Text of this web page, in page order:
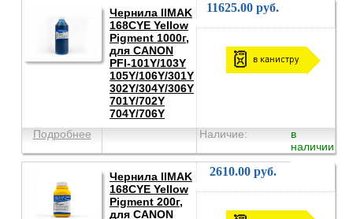
Чернила IIMAK
168CYE Yellow
Pigment 1000г,
для CANON
PFI-101Y/103Y
105Y/106Y/301Y
302Y/304Y/306Y
701Y/702Y
704Y/706Y
11625.00 руб.
в канистру
Подробнее Наличие:
в
наличии
Чернила IIMAK
168CYE Yellow
Pigment 200г,
для CANON
2610.00 руб.